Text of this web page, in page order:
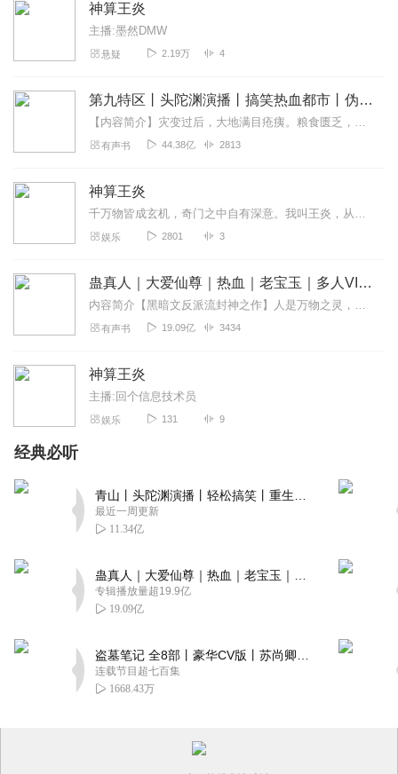
神算王炎
主播:墨然DMW
悬疑 2.19万 4
第九特区丨头陀渊演播丨搞笑热血都市丨伪戒丨VIP免费多人有声剧
【内容简介】灾变过后，大地满目疮痍。粮食匮乏，资源紧俏，局势混乱……一位从待规划区杀出来的青年，背对着漫天黄沙，孤身来到九区谋生，却不曾想偶然结识三五好友，一念...
有声书 44.38亿 2813
神算王炎
千万物皆成玄机，奇门之中自有深意。我叫王炎，从出生开始，我就注定俯视这江湖。
娱乐 2801 3
蛊真人｜大爱仙尊｜热血｜老宝玉｜多人VIP免费有声剧
内容简介【黑暗文反派流封神之作】人是万物之灵，蛊是天地真精。一个穿越者不断重生的故事。一个养蛊、炼蛊、用蛊的奇特世界。配音组（男角色）老宝玉旁白...
有声书 19.09亿 3434
神算王炎
主播:回个信息技术员
娱乐 131 9
经典必听
最近一周更新
11.34亿
专辑播放量超19.9亿
19.09亿
连载节目超七百集
1668.43万